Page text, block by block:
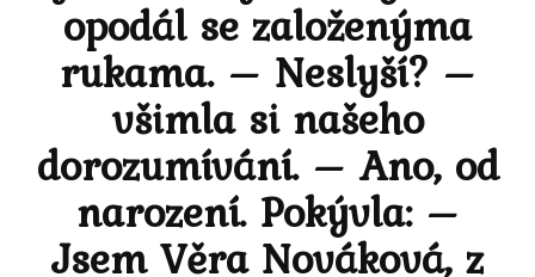
opodál se založenýma
rukama. – Neslyší? –
všimla si našeho
dorozumívání. – Ano, od
narození. Pokývla: –
Jsem Věra Nováková, z